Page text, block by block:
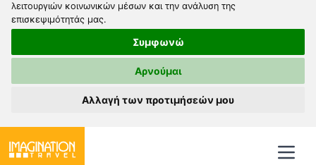
λειτουργιών κοινωνικών μέσων και την ανάλυση της
επισκεψιμότητάς μας.
Συμφωνώ
Αρνούμαι
Αλλαγή των προτιμήσεών μου